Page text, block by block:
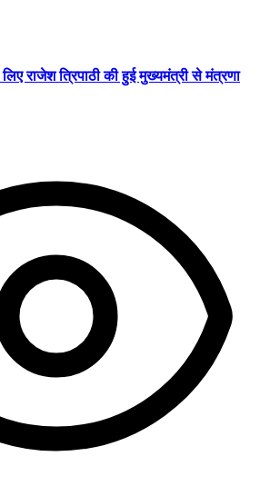
राजेश त्रिपाठी की हुई मुख्यमंत्री से मंत्रणा